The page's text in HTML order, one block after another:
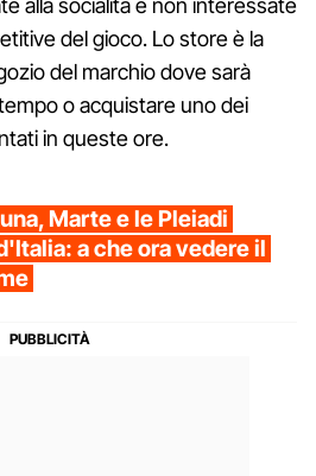
alla socialità e non interessate
del gioco. Lo store è la
del marchio dove sarà
o acquistare uno dei
in queste ore.
Marte e le Pleiadi
a che ora vedere il